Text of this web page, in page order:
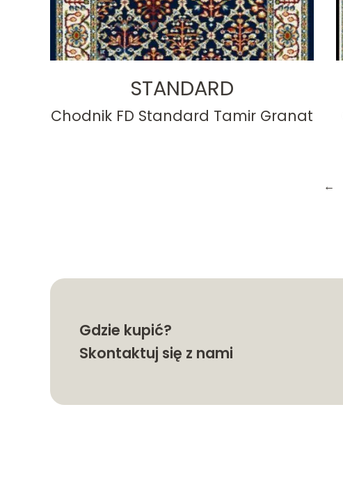
STANDARD
Chodnik FD Standard Tamir Granat
←
Gdzie kupić?
Skontaktuj się z nami